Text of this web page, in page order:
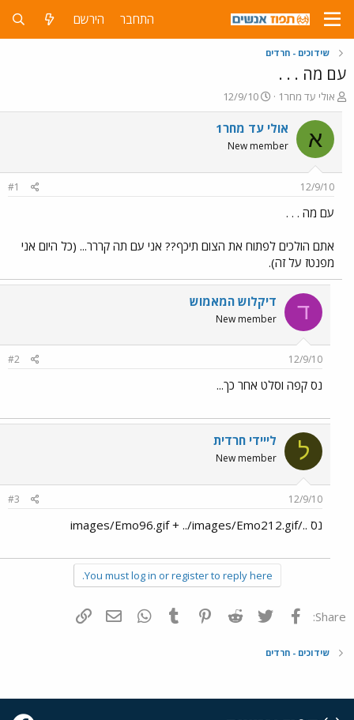
התחבר הירשם
שידוכים - חרדים
עם מה . . .
פ
ו
ת
ח
ה
ו
ש
א
אולי עד מחר1
פ
ו
ר
ם
12/9/10
א אולי עד מחר1
New member
12/9/10
#1
עם מה . . .
אתם הולכים לפתוח את הצום תיכף?? אני עם תה קררר... (כל היום אני
מפנטז על זה‏)‏.
ד דיקלוש המאמוש
New member
12/9/10
#2
נס קפה וסלט אחר כך...
ל לייידי חרדית
New member
12/9/10
#3
נס ../images/Emo96.gif + ../images/Emo212.gif
You must log in or register to reply here.
Share: פייסבוק Twitter
Reddit
Pinterest
Tumblr
WhatsAppדואר אלקטרוני
שידוכים - חרדים